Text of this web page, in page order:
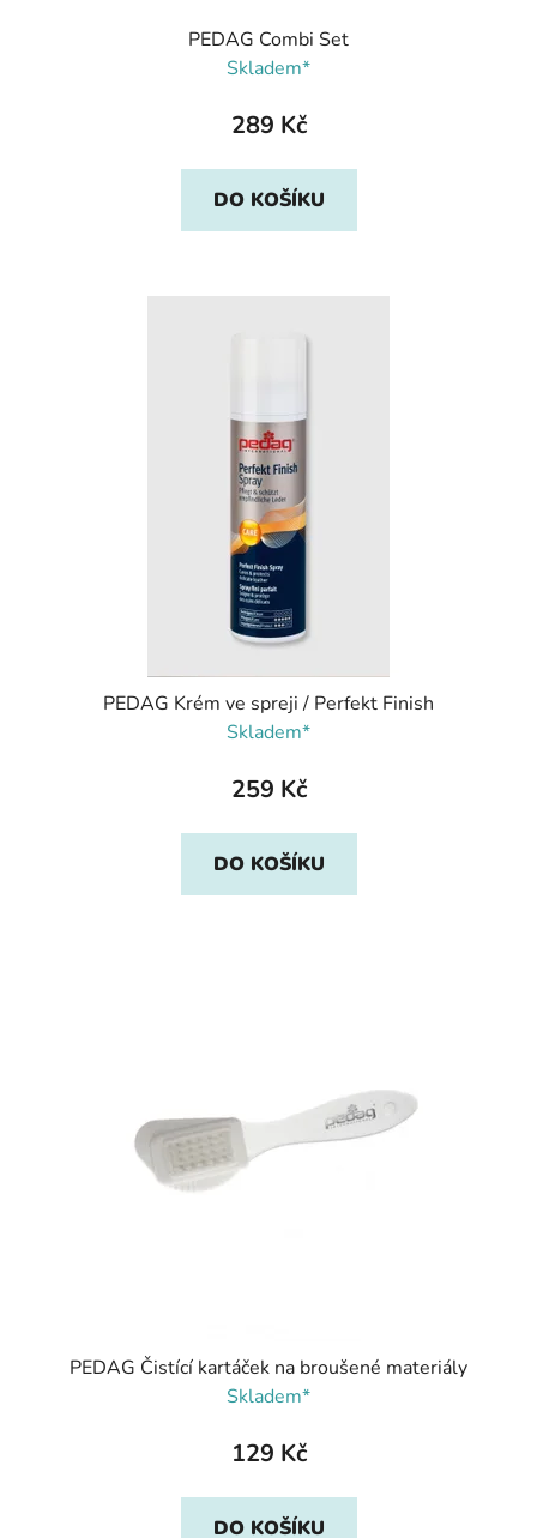
PEDAG Combi Set
Skladem*
289 Kč
DO KOŠÍKU
PEDAG Krém ve spreji / Perfekt Finish
Skladem*
259 Kč
DO KOŠÍKU
PEDAG Čistící kartáček na broušené materiály
Skladem*
129 Kč
DO KOŠÍKU